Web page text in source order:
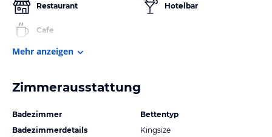
Restaurant
Cafe
Hotelbar
Mehr anzeigen
Zimmerausstattung
Badezimmer
Badezimmerdetails
Bettentyp
Kingsize